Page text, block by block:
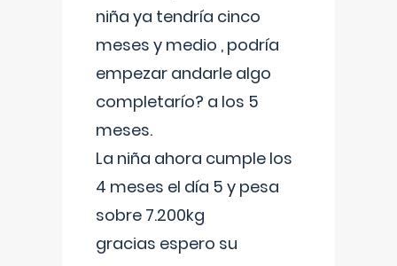
niña ya tendría cinco
meses y medio , podría
empezar andarle algo
completarío? a los 5
meses.
La niña ahora cumple los
4 meses el día 5 y pesa
sobre 7.200kg
gracias espero su